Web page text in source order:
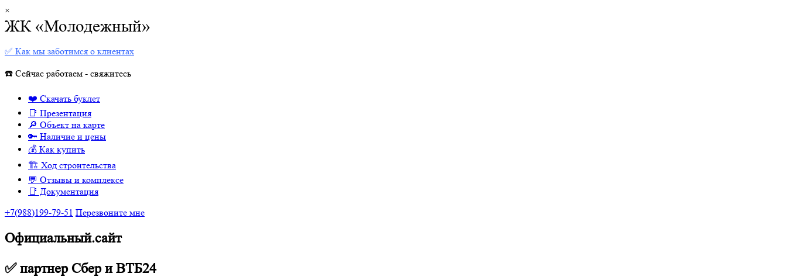
×
ЖК «Молодежный»
✅ Как мы заботимся о клиентах
☎️ Сейчас работаем - свяжитесь
❤️ Скачать буклет
📑 Презентация
🔎 Объект на карте
🔑 Наличие и цены
💰 Как купить
🏗 Ход строительства
💬 Отзывы и комплексе
📑 Документация
+7(988)199-79-51 Перезвоните мне
Официальный.сайт
✅ партнер Сбер и ВТБ24